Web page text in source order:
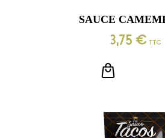
SAUCE
3,75 € TTC